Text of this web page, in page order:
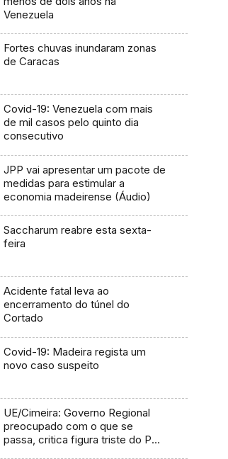
Venezuela
Fortes chuvas inundaram zonas
de Caracas
Covid-19: Venezuela com mais
de mil casos pelo quinto dia
consecutivo
JPP vai apresentar um pacote de
medidas para estimular a
economia madeirense (Áudio)
Saccharum reabre esta sexta-
feira
Acidente fatal leva ao
encerramento do túnel do
Cortado
Covid-19: Madeira regista um
novo caso suspeito
UE/Cimeira: Governo Regional
preocupado com o que se
passa, critica figura triste do PM